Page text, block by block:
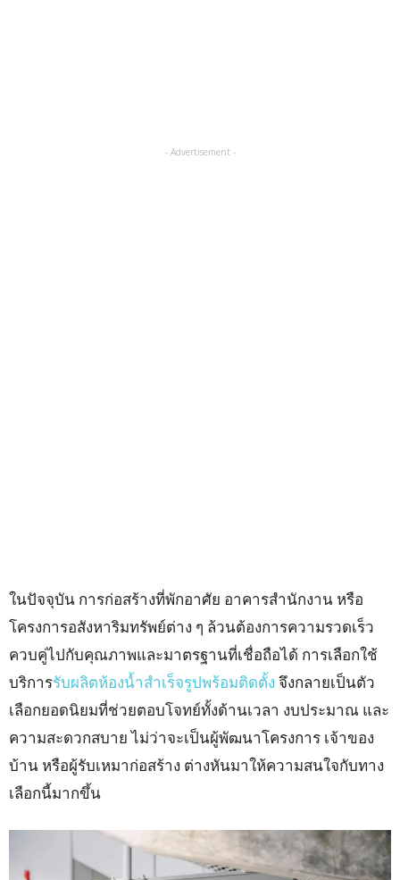
- Advertisement -
ในปัจจุบัน การก่อสร้างที่พักอาศัย อาคารสำนักงาน หรือ
โครงการอสังหาริมทรัพย์ต่าง ๆ ล้วนต้องการความรวดเร็ว
ควบคู่ไปกับคุณภาพและมาตรฐานที่เชื่อถือได้ การเลือกใช้
บริการรับผลิตห้องน้ำสำเร็จรูปพร้อมติดตั้ง จึงกลายเป็นตัว
เลือกยอดนิยมที่ช่วยตอบโจทย์ทั้งด้านเวลา งบประมาณ และ
ความสะดวกสบาย ไม่ว่าจะเป็นผู้พัฒนาโครงการ เจ้าของ
บ้าน หรือผู้รับเหมาก่อสร้าง ต่างหันมาให้ความสนใจกับทาง
เลือกนี้มากขึ้น